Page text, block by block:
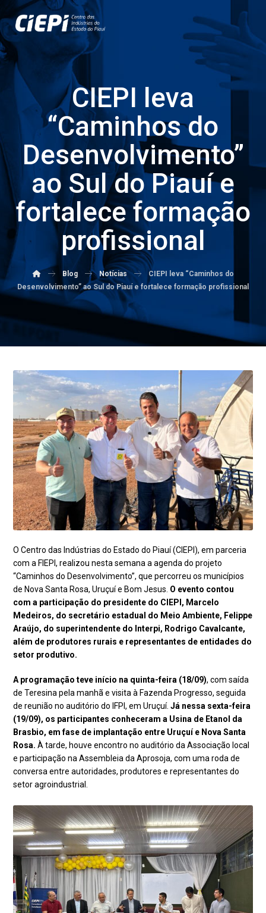
CIEPI leva
“Caminhos do
Desenvolvimento”
ao Sul do Piauí e
fortalece formação
profissional
Blog Notícias
CIEPI leva “Caminhos do
Desenvolvimento” ao Sul do Piauí e fortalece formação profissional
O Centro das Indústrias do Estado do Piauí (CIEPI), em parceria
com a FIEPI, realizou nesta semana a agenda do projeto
“Caminhos do Desenvolvimento”, que percorreu os municípios
de Nova Santa Rosa, Uruçuí e Bom Jesus. O evento contou
com a participação do presidente do CIEPI, Marcelo
Medeiros, do secretário estadual do Meio Ambiente, Felippe
Araújo, do superintendente do Interpi, Rodrigo Cavalcante,
além de produtores rurais e representantes de entidades do
setor produtivo.
A programação teve início na quinta-feira (18/09), com saída
de Teresina pela manhã e visita à Fazenda Progresso, seguida
de reunião no auditório do IFPI, em Uruçuí.Já nessa sexta-feira
(19/09), os participantes conheceram a Usina de Etanol da
Brasbio, em fase de implantação entre Uruçuí e Nova Santa
Rosa. À tarde, houve encontro no auditório da Associação local
e participação na Assembleia da Aprosoja, com uma roda de
conversa entre autoridades, produtores e representantes do
setor agroindustrial.